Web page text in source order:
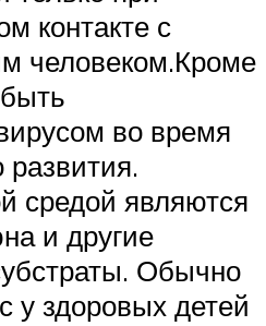
контакте с
человеком.Кроме
во время
развития.
средой являются
и другие
Обычно
у здоровых детей